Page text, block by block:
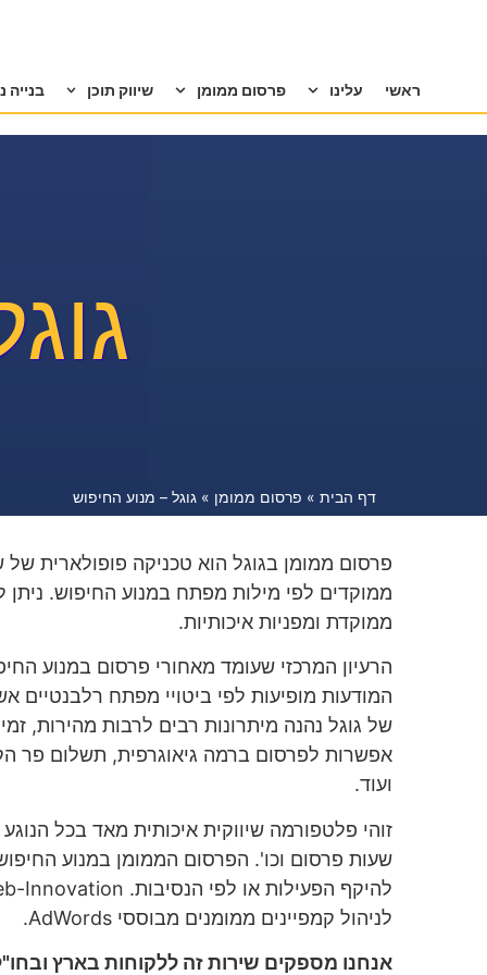
ראשי עלינו פרסום ממומן שיווק תוכן בנייה
דף הבית » פרסום ממומן » גוגל – מנוע החיפוש
פרסום ממומן בגוגל הוא טכניקה פופולארית
ממוקדים לפי מילות מפתח במנוע החיפוש. ניתן
ממוקדת ומפניות איכותיות.
הרעיון המרכזי שעומד מאחורי פרסום במנוע
המודעות מופיעות לפי ביטויי מפתח רלבנטיים
של גוגל נהנה מיתרונות רבים לרבות מהירות,
ועוד.
זוהי פלטפורמה שיווקית איכותית מאד בכל
שעות פרסום וכו'. הפרסום הממומן במנוע
לניהול קמפיינים ממומנים מבוססי AdWords.
אנחנו מספקים שירות זה ללקוחות בארץ